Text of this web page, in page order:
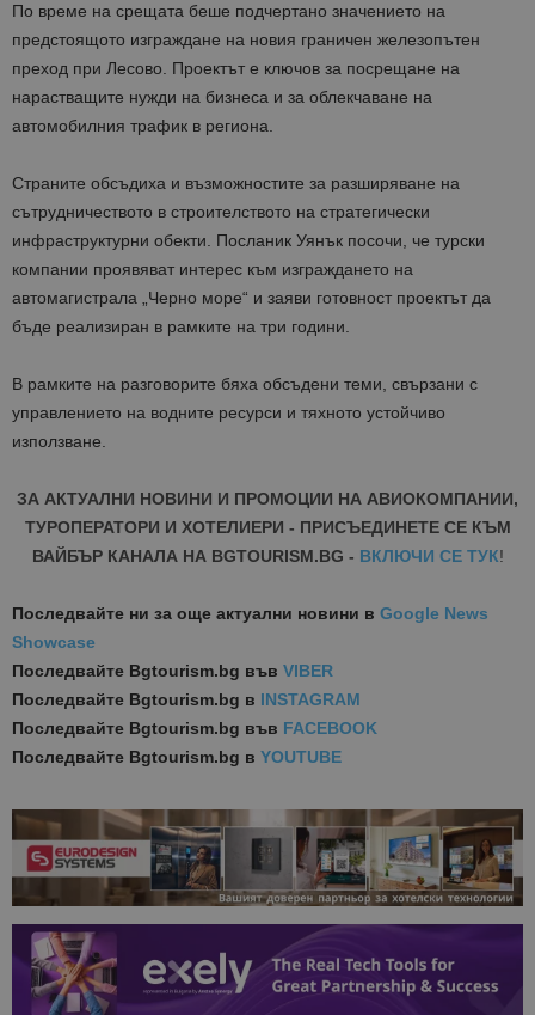
По време на срещата беше подчертано значението на
предстоящото изграждане на новия граничен железопътен
преход при Лесово. Проектът е ключов за посрещане на
нарастващите нужди на бизнеса и за облекчаване на
автомобилния трафик в региона.
Страните обсъдиха и възможностите за разширяване на
сътрудничеството в строителството на стратегически
инфраструктурни обекти. Посланик Уянък посочи, че турски
компании проявяват интерес към изграждането на
автомагистрала „Черно море“ и заяви готовност проектът да
бъде реализиран в рамките на три години.
В рамките на разговорите бяха обсъдени теми, свързани с
управлението на водните ресурси и тяхното устойчиво
използване.
ЗА АКТУАЛНИ НОВИНИ И ПРОМОЦИИ НА АВИОКОМПАНИИ,
ТУРОПЕРАТОРИ И ХОТЕЛИЕРИ - ПРИСЪЕДИНЕТЕ СЕ КЪМ
ВАЙБЪР КАНАЛА НА BGTOURISM.BG - ВКЛЮЧИ СЕ ТУК!
Последвайте ни за още актуални новини в Google News
Showcase
Последвайте Bgtourism.bg във VIBER
Последвайте Bgtourism.bg в INSTAGRAM
Последвайте Bgtourism.bg във FACEBOOK
Последвайте Bgtourism.bg в YOUTUBE